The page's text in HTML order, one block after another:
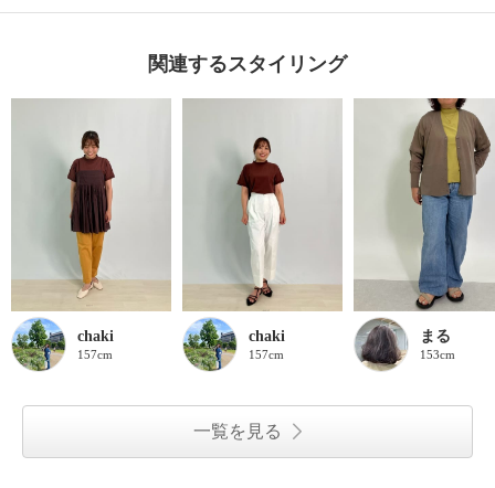
関連するスタイリング
chaki
157cm
chaki
157cm
まる
153cm
一覧を見る